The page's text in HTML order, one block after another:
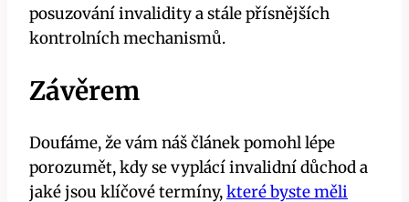
posuzování invalidity‌ a stále přísnějších
kontrolních mechanismů. ‌
Závěrem
Doufáme, ​že vám náš článek pomohl‌ lépe
porozumět, kdy‌ se vyplácí invalidní důchod a
jaké⁢ jsou ⁢klíčové termíny,které​ byste měli